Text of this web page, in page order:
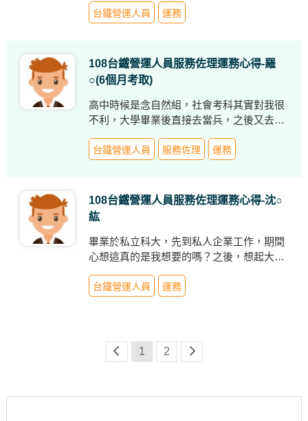
太多時間，後來決定將鐵路法及書本帶進軍
台鐵營運人員 運務
108台鐵營運人員服務佐理運務心得-羅
○(6個月考取)
高中時候是念自然組，社會考科其實對我很
不利，大學畢業後直接去當兵，之後又去了
尋找工作，雖然有順利找到幾份工作，但礙
大學同學的介紹下，進入了公部門做約聘人
員。也是因此，我發現在公務體系下的優
點，而萌生參加考試的念頭。
台鐵營運人員 服務佐理 運務
108台鐵營運人員服務佐理運務心得-沈○
紘
畢業於私立科大，先到私人企業工作，期間
心想這真的是我想要的嗎？之後，想起大學
輸業有一份熱情，開始收集有關運輸業別的
指導與鼓勵，讓我在這過程中收集到許多與
鐵路有關的知識，獲益良多，在此先行謝謝
台鐵營運人員 運務
1 2